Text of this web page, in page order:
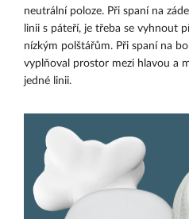
neutrální poloze. Při spaní na
linii s páteří, je třeba se vyhnout
nízkým polštářům. Při spaní na
vyplňoval prostor mezi hlavou a
jedné linii.